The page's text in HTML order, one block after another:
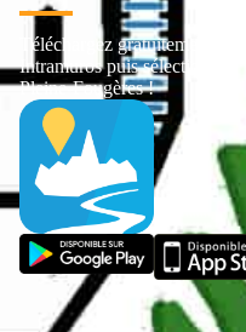
Téléchargez gratuitement
Intramuros puis sélectionnez
Pleine-Fougères !